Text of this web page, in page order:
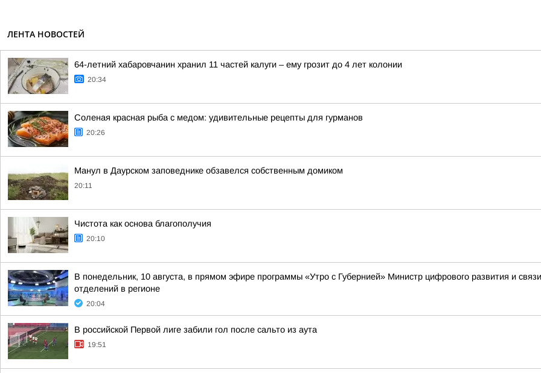
ЛЕНТА НОВОСТЕЙ
64-летний хабаровчанин хранил 11 частей калуги – ему грозит до 4 лет колонии
20:34
Соленая красная рыба с медом: удивительные рецепты для гурманов
20:26
Манул в Даурском заповеднике обзавелся собственным домиком
20:11
Чистота как основа благополучия
20:10
В понедельник, 10 августа, в прямом эфире программы «Утро с Губернией» Министр цифрового развития и
отделений в регионе
20:04
В российской Первой лиге забили гол после сальто из аута
19:51